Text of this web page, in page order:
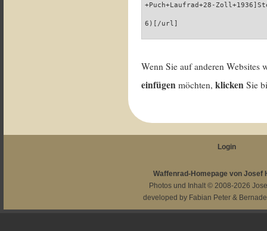
+Puch+Laufrad+28-
6)[/url]
Wenn Sie auf anderen
einfügen möchten,klicken Sie
Login
Waffenrad-Homepage von Josef
Photos und Inhalt © 2008-2026
developed by Fabian Peter &